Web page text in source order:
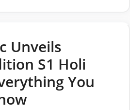
Unveils
S1 Holi
You